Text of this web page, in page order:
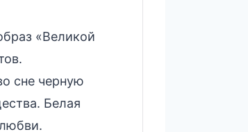
«Великой
сне черную
Белая